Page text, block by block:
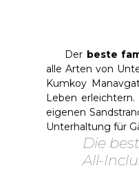
Der beste
alle Arten von
Kumkoy
Leben
eigenen
Unterhaltung für
Die
All-